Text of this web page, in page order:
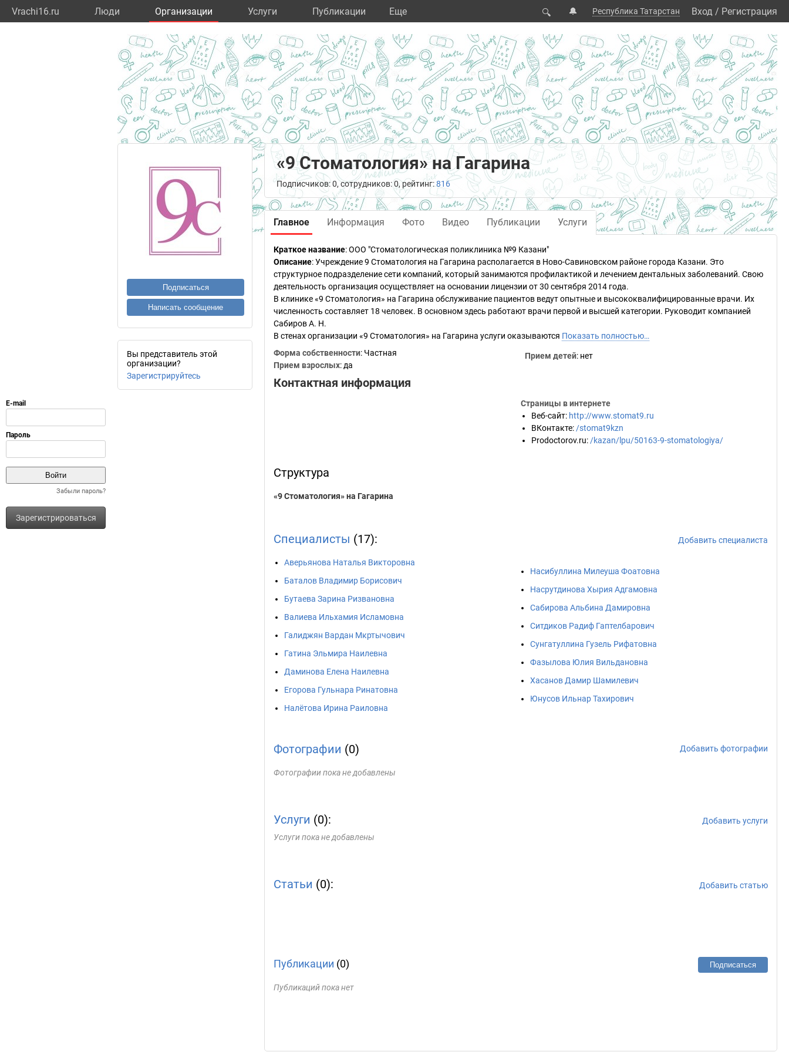
Vrachi16.ru Люди Организации Услуги Публикации Eще 🔍 🔔 Республика Татарстан Вход / Регистрация
Забыли пароль?
Зарегистрироваться
Подписаться
Написать сообщение
Вы представитель этой
организации?
Зарегистрируйтесь
«9 Стоматология» на Гагарина
Подписчиков: 0, сотрудников: 0, рейтинг:816
Главное Информация Фото Видео Публикации Услуги
Краткое название:ООО "Стоматологическая поликлиника №9 Казани"
Описание: Учреждение 9 Стоматология на Гагарина располагается в Ново-Савиновском районе города Казани. Это
структурное подразделение сети компаний, который занимаются профилактикой и лечением дентальных заболеваний. Свою
деятельность организация осуществляет на основании лицензии от 30 сентября 2014 года.
В клинике «9 Стоматология» на Гагарина обслуживание пациентов ведут опытные и высококвалифицированные врачи. Их
численность составляет 18 человек. В основном здесь работают врачи первой и высшей категории. Руководит компанией
Сабиров А. Н.
В стенах организации «9 Стоматология» на Гагарина услуги оказываются Показать полностью…
Форма собственности: Частная
Прием взрослых: да
Прием детей: нет
Контактная информация
Страницы в интернете
Веб-сайт: http://www.stomat9.ru
ВКонтакте: /stomat9kzn
Prodoctorov.ru: /kazan/lpu/50163-9-stomatologiya/
Структура
«9 Стоматология» на Гагарина
Специалисты (17): Добавить специалиста
Аверьянова Наталья Викторовна
Баталов Владимир Борисович
Бутаева Зарина Ризвановна
Валиева Ильхамия Исламовна
Галиджян Вардан Мкртычович
Гатина Эльмира Наилевна
Даминова Елена Наилевна
Егорова Гульнара Ринатовна
Налётова Ирина Раиловна
Насибуллина Милеуша Фоатовна
Насрутдинова Хырия Адгамовна
Сабирова Альбина Дамировна
Ситдиков Радиф Гаптелбарович
Сунгатуллина Гузель Рифатовна
Фазылова Юлия Вильдановна
Хасанов Дамир Шамилевич
Юнусов Ильнар Тахирович
Фотографии (0) Добавить фотографии
Фотографии пока не добавлены
Услуги (0):
Добавить услуги
Услуги пока не добавлены
Статьи (0): Добавить статью
Публикации (0) Подписаться
Публикаций пока нет